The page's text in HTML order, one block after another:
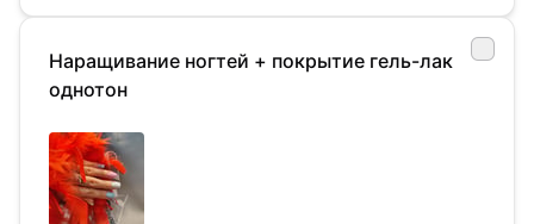
Наращивание ногтей + покрытие гель-лак
однотон